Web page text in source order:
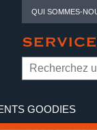
QUI SOMMES-
GOODIES